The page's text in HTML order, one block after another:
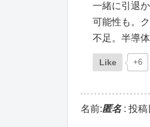
一緒に引退
可能性も。
不足。半導
Like +6
名前:匿名: 投稿